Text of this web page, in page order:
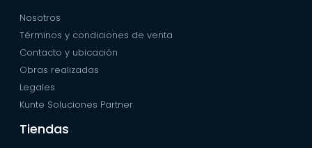
Nosotros
Términos y condiciones de venta
Contacto y ubicación
Obras realizadas
Legales
Kunte Soluciones Partner
Tiendas